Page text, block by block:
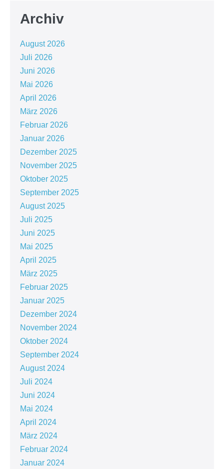
Archiv
August 2026
Juli 2026
Juni 2026
Mai 2026
April 2026
März 2026
Februar 2026
Januar 2026
Dezember 2025
November 2025
Oktober 2025
September 2025
August 2025
Juli 2025
Juni 2025
Mai 2025
April 2025
März 2025
Februar 2025
Januar 2025
Dezember 2024
November 2024
Oktober 2024
September 2024
August 2024
Juli 2024
Juni 2024
Mai 2024
April 2024
März 2024
Februar 2024
Januar 2024